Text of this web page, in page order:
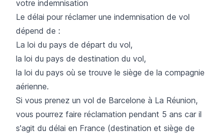
votre indemnisation
Le délai pour réclamer une indemnisation de vol
dépend de :
La loi du pays de départ du vol,
la loi du pays de destination du vol,
la loi du pays où se trouve le siège de la compagnie
aérienne.
Si vous prenez un vol de Barcelone à La Réunion,
vous pourrez faire réclamation pendant 5 ans car il
s'agit du délai en France (destination et siège de